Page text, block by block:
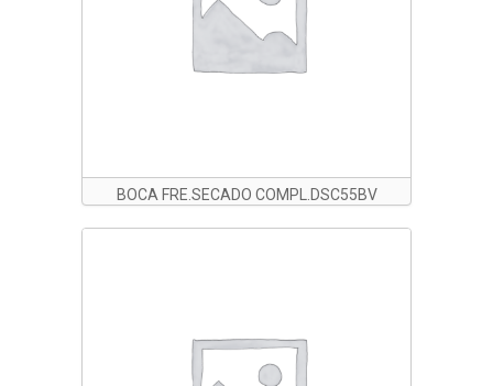
BOCA FRE.SECADO COMPL.DSC55BV